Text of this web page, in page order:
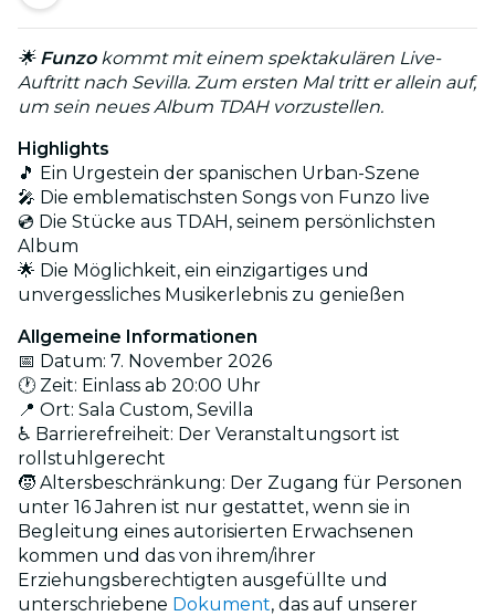
🌟 Funzokommt mit einem spektakulären Live-
Auftritt nach Sevilla. Zum ersten Mal tritt er allein auf,
um sein neues Album TDAH vorzustellen.
Highlights
🎵 Ein Urgestein der spanischen Urban-Szene
🎤 Die emblematischsten Songs von Funzo live
💿 Die Stücke aus TDAH, seinem persönlichsten
Album
🌟 Die Möglichkeit, ein einzigartiges und
unvergessliches Musikerlebnis zu genießen
Allgemeine Informationen
📅 Datum: 7. November 2026
🕐 Zeit: Einlass ab 20:00 Uhr
📍 Ort: Sala Custom, Sevilla
♿ Barrierefreiheit: Der Veranstaltungsort ist
rollstuhlgerecht
🧒 Altersbeschränkung: Der Zugang für Personen
unter 16 Jahren ist nur gestattet, wenn sie in
Begleitung eines autorisierten Erwachsenen
kommen und das von ihrem/ihrer
Erziehungsberechtigten ausgefüllte und
unterschriebene Dokument, das auf unserer